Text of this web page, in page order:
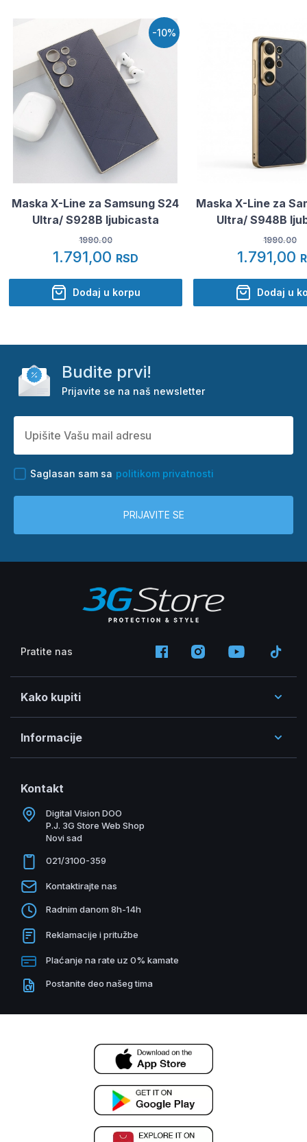
-10%
Maska X-Line za Samsung S24
Ultra/ S928B ljubicasta
1990.00
1.791,00 RSD
Dodaj u korpu
Maska X-Line za
Ultra/ S948B
1990.00
1.791,00
Dodaj u
Budite prvi!
Prijavite se na naš newsletter
Saglasan sam sa politikom privatnosti
PRIJAVITE SE
Pratite nas
Kako kupiti
Informacije
Kontakt
Digital Vision DOO
P.J. 3G Store Web Shop
Novi sad
021/3100-359
Kontaktirajte nas
Radnim danom 8h-14h
Reklamacije i pritužbe
Plaćanje na rate uz 0% kamate
Postanite deo našeg tima